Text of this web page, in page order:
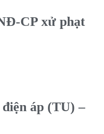
CP xử phạt
áp (TU) –